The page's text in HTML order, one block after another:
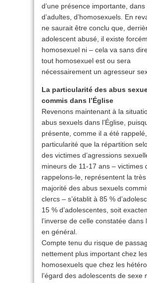
d’une présence importante,
d’adultes, d’homosexuels. En
ne saurait être conclu que,
adolescent abusé, il existe
homosexuel ni – cela va sans
tout homosexuel est ou sera
nécessairement un agresseur
La particularité des abus
commis dans l’Église
Revenons maintenant à la
abus sexuels dans l’Église,
présente, comme il a été
particularité que la répartition
des victimes d’agressions
mineurs de 11-17 ans – victimes
rappelons-le, représentent la
majorité des abus sexuels
clercs – s’établit à 85 %
15 % d’adolescentes, soit
l’inverse de celle constatée dans
en général.
Compte tenu du risque de
nettement plus important chez les
homosexuels que chez les
l’égard des adolescents de sexe